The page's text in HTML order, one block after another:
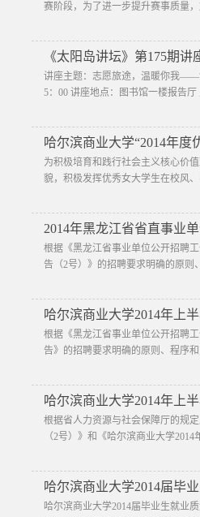
赛阶段，为了进一步提升赛事质量
《太阳岛讲坛》第175期
讲座主题：志愿旅途，温暖你我
5：00 讲座地点：图书馆一楼报告
哈尔滨商业大学“2014年度
为积极培育和践行社会主义核心价
貌，积极发挥优秀女大学生在校风
2014年黑龙江省省直事业
根据《黑龙江省事业单位公开招聘
告（2号）》的招聘要求明确的原则
哈尔滨商业大学2014年上
根据《黑龙江省事业单位公开招聘
告》的招聘要求明确的原则、程序
哈尔滨商业大学2014年上
根据省人力资源与社会保障厅的规
（2号）》和《哈尔滨商业大学
哈尔滨商业大学2014届毕
哈尔滨商业大学2014届毕业生就业